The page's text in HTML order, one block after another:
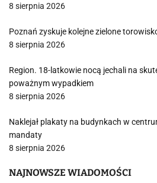
8 sierpnia 2026
Poznań zyskuje kolejne zielone
8 sierpnia 2026
Region. 18-latkowie nocą jechali na
poważnym wypadkiem
8 sierpnia 2026
Naklejał plakaty na budynkach w
mandaty
8 sierpnia 2026
NAJNOWSZE WIADOMOŚCI